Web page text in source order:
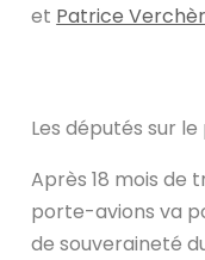
et Patrice
Les députés sur
Après 18 mois de
porte-avions va
de souveraineté